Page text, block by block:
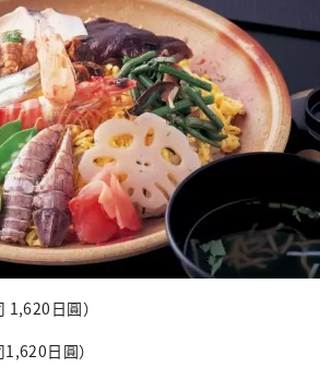
1,620日圓）
1,620日圓）